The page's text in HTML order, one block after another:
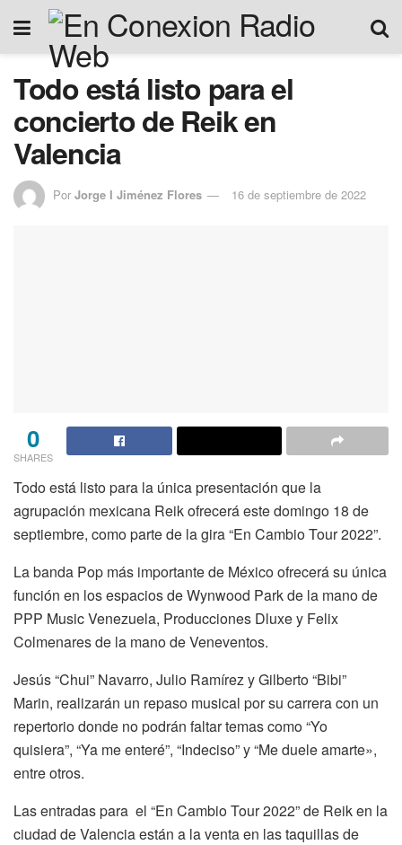
Todo está listo para el
concierto de Reik en
Valencia
Por Jorge I Jiménez Flores 16 de septiembre de 2022
0
SHARES
Todo está listo para la única presentación que la
agrupación mexicana Reik ofrecerá este domingo 18 de
septiembre, como parte de la gira “En Cambio Tour 2022”.
La banda Pop más importante de México ofrecerá su única
función en los espacios de Wynwood Park de la mano de
PPP Music Venezuela, Producciones Dluxe y Felix
Colmenares de la mano de Veneventos.
Jesús “Chui” Navarro, Julio Ramírez y Gilberto “Bibi”
Marin, realizarán un repaso musical por su carrera con un
repertorio donde no podrán faltar temas como “Yo
quisiera”, “Ya me enteré”, “Indeciso” y “Me duele amarte»,
entre otros.
Las entradas para el “En Cambio Tour 2022” de Reik en la
ciudad de Valencia están a la venta en las taquillas de